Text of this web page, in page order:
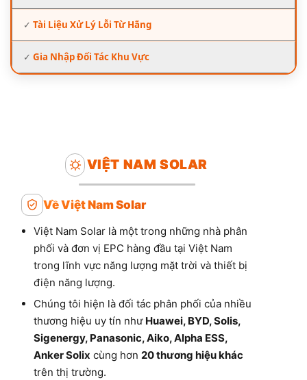
✓ Tài Liệu Xử Lý Lỗi Từ Hãng
✓ Gia Nhập Đối Tác Khu Vực
VIỆT NAM SOLAR
Về Việt Nam Solar
Việt Nam Solar là một trong những nhà phân
phối và đơn vị EPC hàng đầu tại Việt Nam
trong lĩnh vực năng lượng mặt trời và thiết bị
điện năng lượng.
Chúng tôi hiện là đối tác phân phối của nhiều
thương hiệu uy tín như Huawei, BYD, Solis,
Sigenergy, Panasonic, Aiko, Alpha ESS,
Anker Solix cùng hơn 20 thương hiệu khác
trên thị trường.